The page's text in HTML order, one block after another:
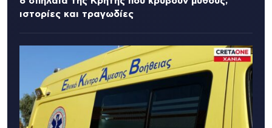
ιστορίες και τραγωδίες